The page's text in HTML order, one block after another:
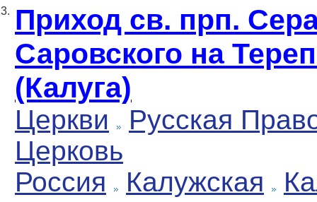
3. Приход св. прп.
Саровского на
(Калуга)
Церкви
Русская
Церковь
Россия
Калужская